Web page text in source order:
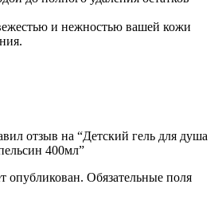
и нежностью вашей кожи
отзыв на “Детский гель для душа
400мл”
опубликован. Обязательные поля